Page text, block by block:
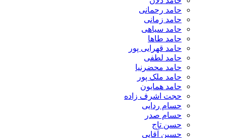
حامد رحمانی
حامد زمانی
حامد سیاهی
حامد طاها
حامد قهرایی پور
حامد لطفی
حامد محضرنیا
حامد ملک پور
حامد همایون
حجت اشرف زاده
حسام ردایی
حسام صدر
حسن تاج
حسین آقایی